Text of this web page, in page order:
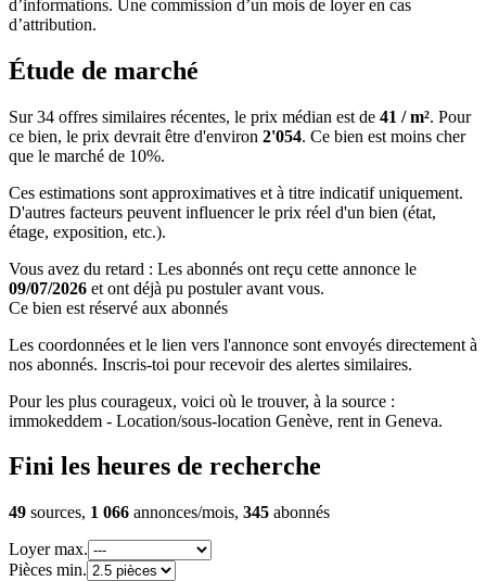
d’informations. Une commission d’un mois de loyer en cas
d’attribution.
Étude de marché
Sur 34 offres similaires récentes, le prix médian est de 41 / m². Pour
ce bien, le prix devrait être d'environ 2'054. Ce bien est moins cher
que le marché de 10%.
Ces estimations sont approximatives et à titre indicatif uniquement.
D'autres facteurs peuvent influencer le prix réel d'un bien (état,
étage, exposition, etc.).
Vous avez du retard : Les abonnés ont reçu cette annonce le
09/07/2026 et ont déjà pu postuler avant vous.
Ce bien est réservé aux abonnés
Les coordonnées et le lien vers l'annonce sont envoyés directement à
nos abonnés. Inscris-toi pour recevoir des alertes similaires.
Pour les plus courageux, voici où le trouver, à la source :
immokeddem - Location/sous-location Genève, rent in Geneva.
Fini les heures de recherche
49 sources, 1 066 annonces/mois, 345 abonnés
Loyer max.
Pièces min.